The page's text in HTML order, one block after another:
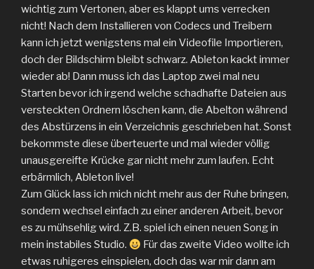
wichtig zum Vertonen, aber es klappt ums verrecken
nicht! Nach dem Installieren von Codecs und Treibern
kann ich jetzt wenigstens mal ein Videofile Importieren,
doch der Bildschirm bleibt schwarz. Ableton kackt immer
wieder ab! Dann muss ich das Laptop zwei mal neu
Starten bevor ich irgend welche schadhafte Dateien aus
versteckten Ordnern löschen kann, die Abelton während
des Abstürzens in ein Verzeichnis geschrieben hat. Sonst
bekommste diese überteuerte und mal wieder völlig
unausgereifte Krücke gar nicht mehr zum laufen. Echt
erbärmlich, Ableton live!
Zum Glück lass ich mich nicht mehr aus der Ruhe bringen,
sondern wechsel einfach zu einer anderen Arbeit, bevor
es zu mühsehlig wird. Z.B. spiel ich einen neuen Song in
mein instabiles Studio.
Für das zweite Video wollte ich
etwas ruhigeres einspielen, doch das war mir dann am